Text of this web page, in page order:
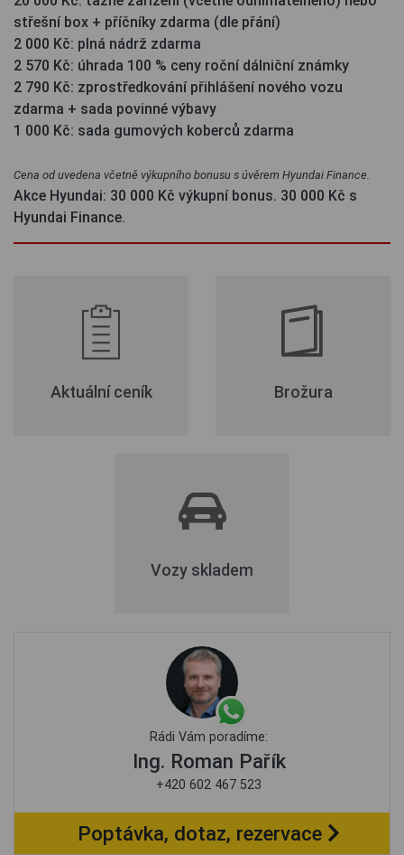
střešní box + příčníky zdarma (dle přání)
2 000 Kč: plná nádrž zdarma
2 570 Kč: úhrada 100 % ceny roční dálniční známky
2 790 Kč: zprostředkování přihlášení nového vozu
zdarma + sada povinné výbavy
1 000 Kč: sada gumových koberců zdarma
Cena od uvedena včetně výkupního bonusu s úvěrem Hyundai Finance.
Akce Hyundai: 30 000 Kč výkupní bonus. 30 000 Kč s
Hyundai Finance.
Aktuální ceník Brožura
Vozy skladem
Rádi Vám poradíme:
Ing. Roman Pařík
+420 602 467 523
Poptávka, dotaz, rezervace